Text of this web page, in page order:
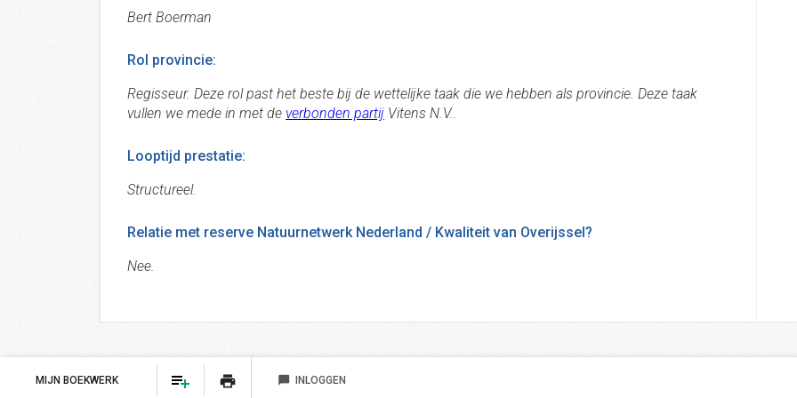
Bert Boerman
Rol provincie:
Regisseur. Deze rol past het beste bij de wettelijke taak die we hebben als provincie. Deze taak
vullen we mede in met de verbonden partij Vitens N.V..
Looptijd prestatie:
Structureel.
Relatie met reserve Natuurnetwerk Nederland / Kwaliteit van Overijssel?
Nee.
MIJN BOEKWERK print chat_bubble INLOGGEN